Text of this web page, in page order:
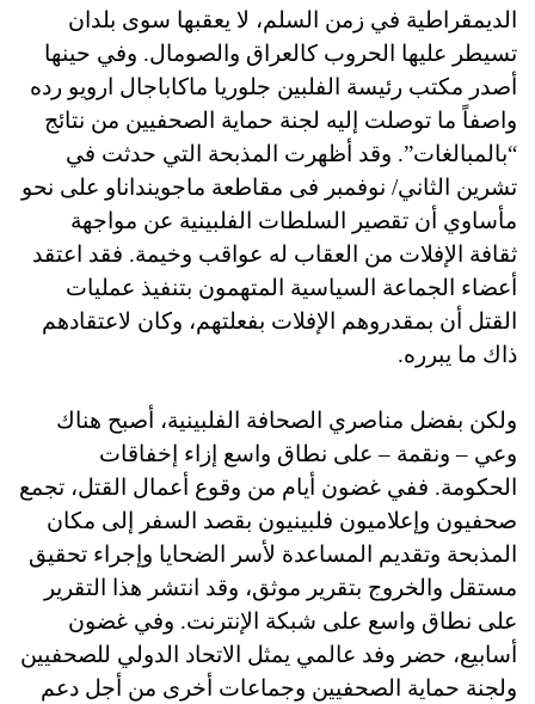
الديمقراطية في زمن السلم، لا يعقبها سوى بلدان
تسيطر عليها الحروب كالعراق والصومال. وفي حينها
أصدر مكتب رئيسة الفلبين جلوريا ماكاباجال ارويو رده
واصفاً ما توصلت إليه لجنة حماية الصحفيين من نتائج
“بالمبالغات”. وقد أظهرت المذبحة التي حدثت في
تشرين الثاني/ نوفمبر فى مقاطعة ماجوينداناو على نحو
مأساوي أن تقصير السلطات الفلبينية عن مواجهة
ثقافة الإفلات من العقاب له عواقب وخيمة. فقد اعتقد
أعضاء الجماعة السياسية المتهمون بتنفيذ عمليات
القتل أن بمقدروهم الإفلات بفعلتهم، وكان لاعتقادهم
ذاك ما يبرره.
ولكن بفضل مناصري الصحافة الفلبينية، أصبح هناك
وعي – ونقمة – على نطاق واسع إزاء إخفاقات
الحكومة. ففي غضون أيام من وقوع أعمال القتل، تجمع
صحفيون وإعلاميون فلبينيون بقصد السفر إلى مكان
المذبحة وتقديم المساعدة لأسر الضحايا وإجراء تحقيق
مستقل والخروج بتقرير موثق، وقد انتشر هذا التقرير
على نطاق واسع على شبكة الإنترنت. وفي غضون
أسابيع، حضر وفد عالمي يمثل الاتحاد الدولي للصحفيين
ولجنة حماية الصحفيين وجماعات أخرى من أجل دعم